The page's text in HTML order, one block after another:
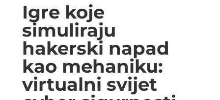
Igre koje
simuliraju
hakerski napad
kao mehaniku:
virtualni svijet